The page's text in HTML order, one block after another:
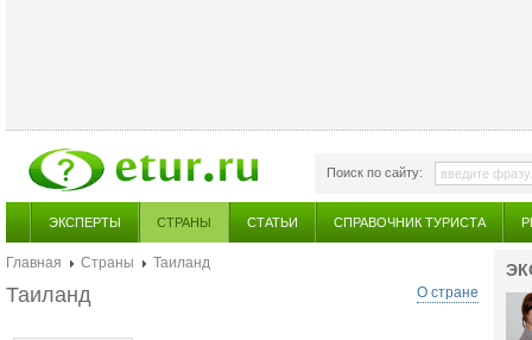
Поиск по сайту:
ЭКСПЕРТЫ СТРАНЫ СТАТЬИ СПРАВОЧНИК ТУРИСТА
Главная Страны
Таиланд
О стране
Таиланд